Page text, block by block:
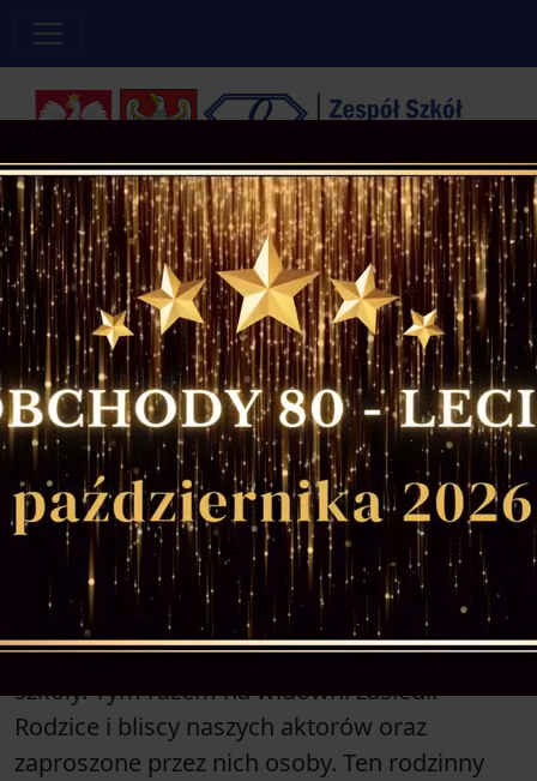
Powered by Translate
Szczęśliwe numery: 4 30
Home »Wydarzenia » Rodzinny wieczór w ZSE
Rodzinny wieczór w ZSE
Administrator 12 stycznia 2025, 17:48
Po raz trzeci jasełka przygotowane przez
uczniów ZSE zostały odegrane w auli naszej
szkoły. Tym razem na widowni zasiedli
Rodzice i bliscy naszych aktorów oraz
zaproszone przez nich osoby. Ten rodzinny